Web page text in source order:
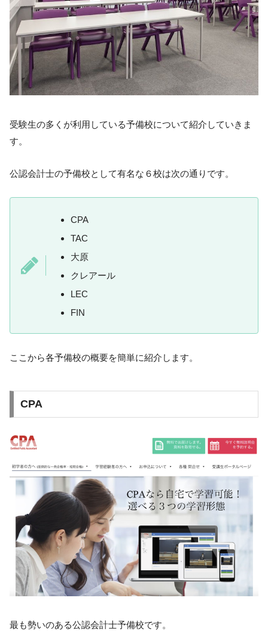
受験生の多くが利用している予備校について紹介していきま
す。
公認会計士の予備校として有名な６校は次の通りです。
CPA
TAC
大原
クレアール
LEC
FIN
ここから各予備校の概要を簡単に紹介します。
CPA
最も勢いのある公認会計士予備校です。